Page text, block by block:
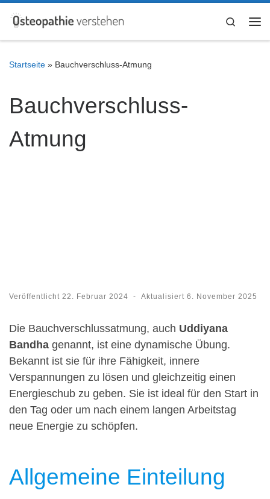
Zum Inhalt springen
Search
Startseite » Bauchverschluss-Atmung
Bauchverschluss-
Atmung
Veröffentlicht 22. Februar 2024 - Aktualisiert 6. November 2025
Die Bauchverschlussatmung, auch Uddiyana
Bandha genannt, ist eine dynamische Übung.
Bekannt ist sie für ihre Fähigkeit, innere
Verspannungen zu lösen und gleichzeitig einen
Energieschub zu geben. Sie ist ideal für den Start in
den Tag oder um nach einem langen Arbeitstag
neue Energie zu schöpfen.
Allgemeine Einteilung